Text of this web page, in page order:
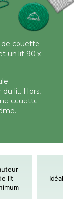
de couette
un lit 90 x
du lit. Hors,
couette
lit
Idéal